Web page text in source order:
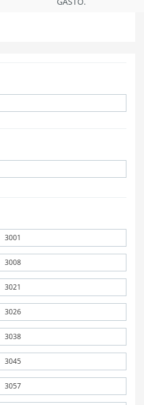
3001
3008
3021
3026
3038
3045
3057